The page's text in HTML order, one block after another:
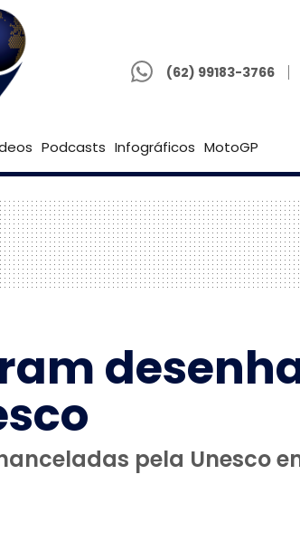
(62) 99183-3766
Goiânia 21º
Podcasts Infográficos MotoGP
pela Unesco